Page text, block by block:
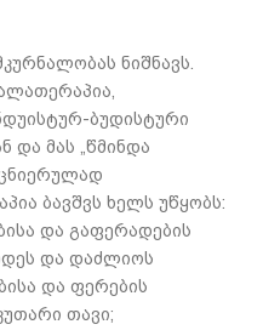
ნიშნავს.
ბუდისტური
და მას „წმინდა
ბავშვს ხელს უწყობს:
და გაფერადების
და დაძლიოს
და ფერების
თავი;